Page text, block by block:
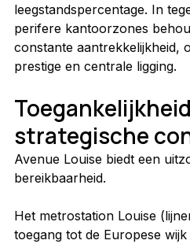
leegstandspercentage. In
perifere kantoorzones
constante aantrekkelijkheid,
prestige en centrale ligging.
strategische
Avenue Louise biedt een
bereikbaarheid.
Het metrostation Louise
toegang tot de Europese